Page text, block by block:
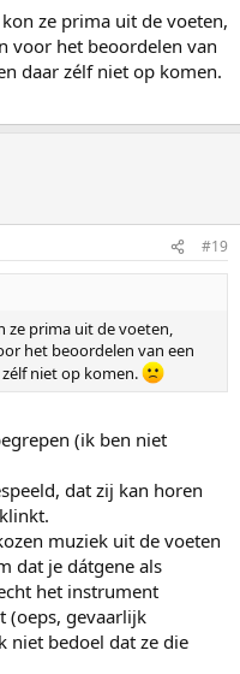
ze prima uit de voeten,
voor het beoordelen van
daar zélf niet op komen.
#19
ze prima uit de voeten,
het beoordelen van een
niet op komen.
(ik ben niet
dat zij kan horen
muziek uit de voeten
dat je dátgene als
het instrument
(oeps, gevaarlijk
niet bedoel dat ze die